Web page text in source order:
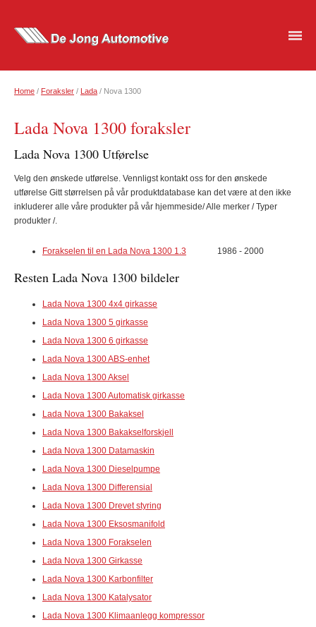
Home / Foraksler / Lada / Nova 1300
Lada Nova 1300 foraksler
Lada Nova 1300 Utførelse
Velg den ønskede utførelse. Vennligst kontakt oss for den ønskede
utførelse Gitt størrelsen på vår produktdatabase kan det være at den ikke
inkluderer alle våre produkter på vår hjemmeside/ Alle merker / Typer
produkter /.
Forakselen til en Lada Nova 1300 1.3 1986 - 2000
Resten Lada Nova 1300 bildeler
Lada Nova 1300 4x4 girkasse
Lada Nova 1300 5 girkasse
Lada Nova 1300 6 girkasse
Lada Nova 1300 ABS-enhet
Lada Nova 1300 Aksel
Lada Nova 1300 Automatisk girkasse
Lada Nova 1300 Bakaksel
Lada Nova 1300 Bakakselforskjell
Lada Nova 1300 Datamaskin
Lada Nova 1300 Dieselpumpe
Lada Nova 1300 Differensial
Lada Nova 1300 Drevet styring
Lada Nova 1300 Eksosmanifold
Lada Nova 1300 Forakselen
Lada Nova 1300 Girkasse
Lada Nova 1300 Karbonfilter
Lada Nova 1300 Katalysator
Lada Nova 1300 Klimaanlegg kompressor